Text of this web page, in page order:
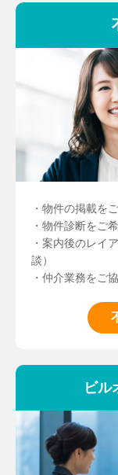
・物件の掲載を
・物件診断をご
・案内後のレイ
談）
・仲介業務をご
ビル